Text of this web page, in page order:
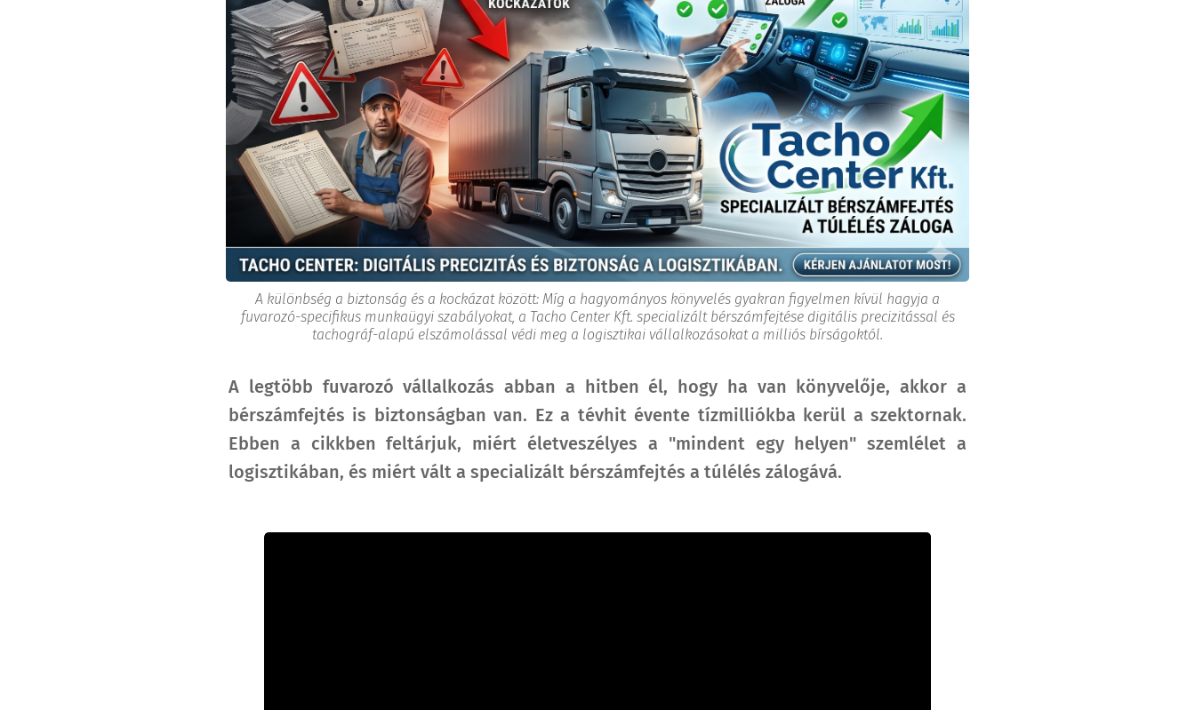
A különbség a biztonság és a kockázat között: Míg a hagyományos könyvelés gyakran figyelmen kívül hagyja a
fuvarozó-specifikus munkaügyi szabályokat, a Tacho Center Kft. specializált bérszámfejtése digitális precizitással és
tachográf-alapú elszámolással védi meg a logisztikai vállalkozásokat a milliós bírságoktól.
A legtöbb fuvarozó vállalkozás abban a hitben él, hogy ha van könyvelője, akkor a
bérszámfejtés is biztonságban van. Ez a tévhit évente tízmilliókba kerül a szektornak.
Ebben a cikkben feltárjuk, miért életveszélyes a "mindent egy helyen" szemlélet a
logisztikában, és miért vált a specializált bérszámfejtés a túlélés zálogává.